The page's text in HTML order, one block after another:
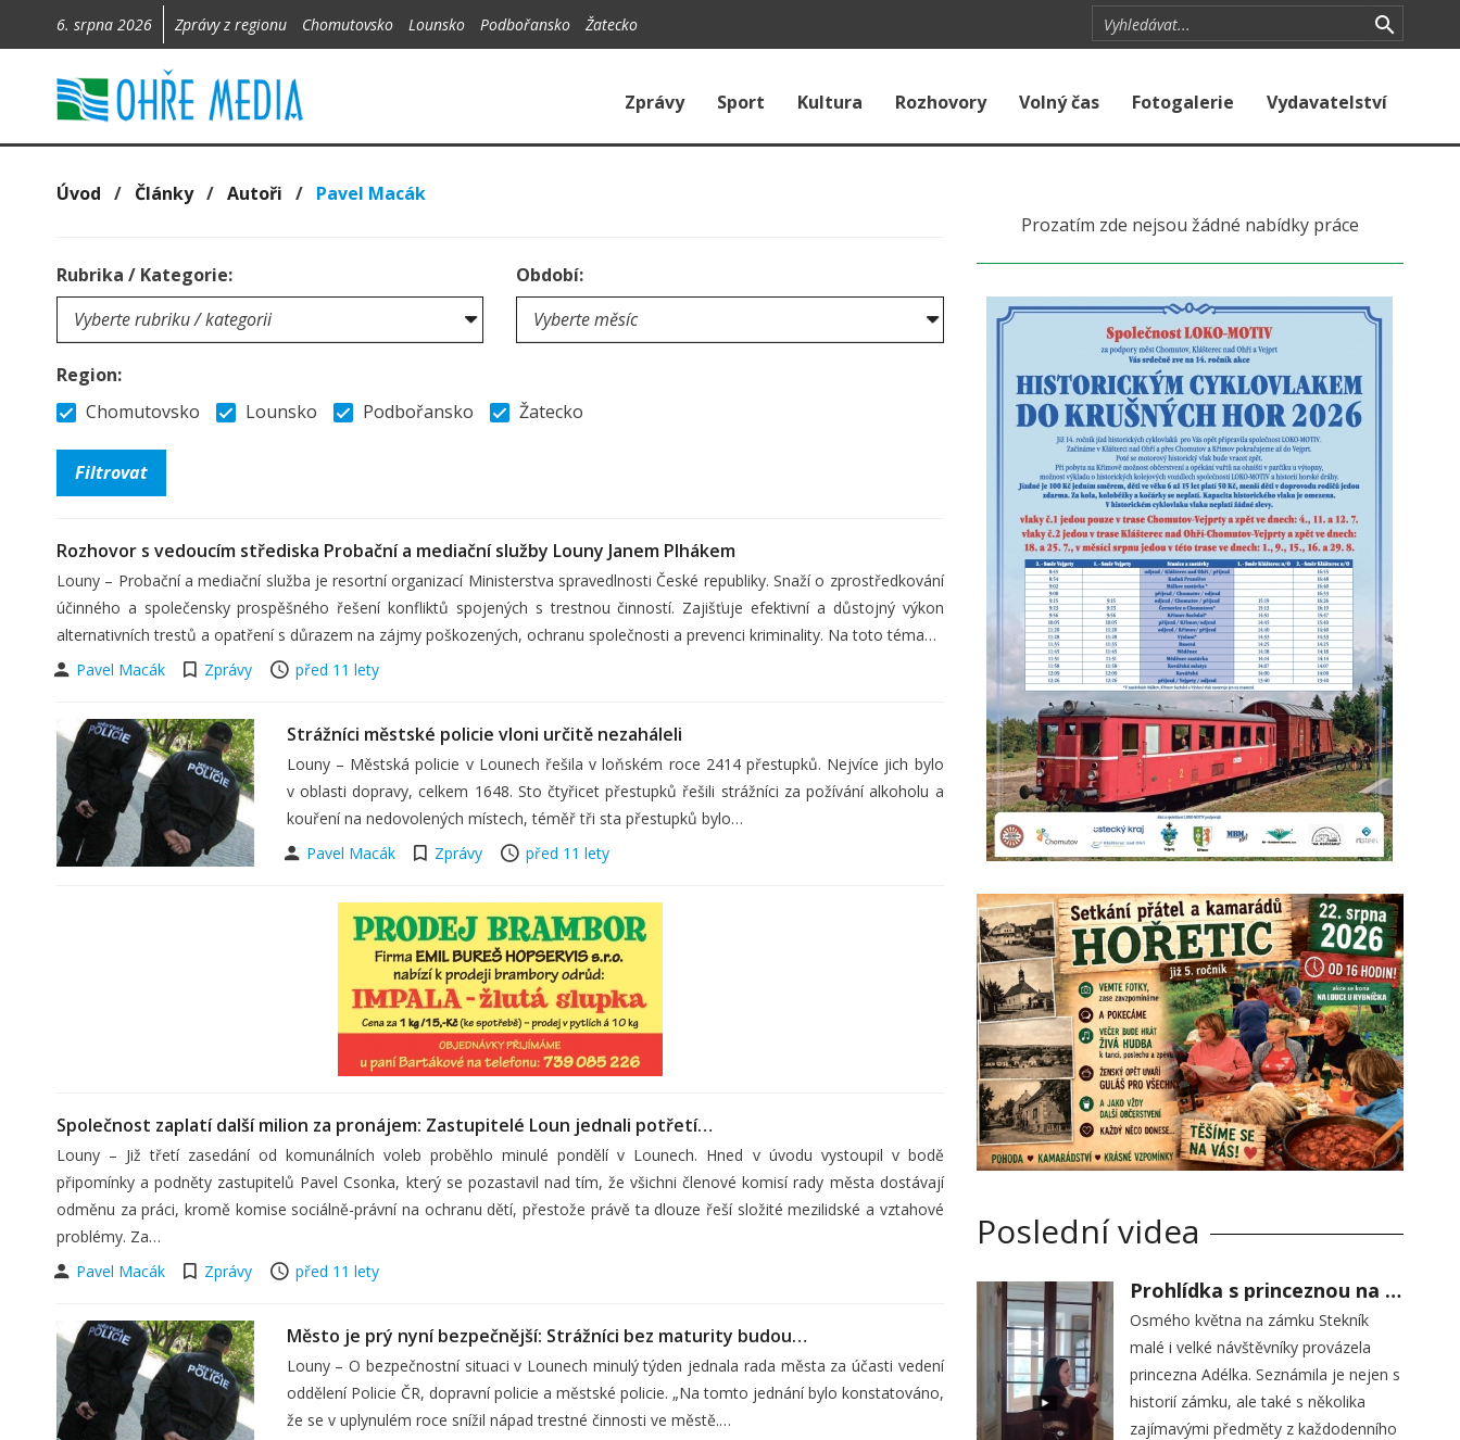
6. srpna 2026 Zprávy z regionu Chomutovsko Lounsko Podbořansko Žatecko
Zprávy Sport Kultura Rozhovory Volný čas Fotogalerie Vydavatelství
Úvod / Články/ Autoři / Pavel Macák
Rubrika / Kategorie: Období:
Region:
Chomutovsko
Lounsko Podbořansko Žatecko
Rozhovor s vedoucím střediska Probační a mediační služby Louny Janem Plhákem
Louny – Probační a mediační služba je resortní organizací Ministerstva spravedlnosti České republiky. Snaží o zprostředkování
účinného a společensky prospěšného řešení konfliktů spojených s trestnou činností. Zajišťuje efektivní a důstojný výkon
alternativních trestů a opatření s důrazem na zájmy poškozených, ochranu společnosti a prevenci kriminality. Na toto téma…
Pavel Macák
Zprávy před 11 lety
Strážníci městské policie vloni určitě nezaháleli
Louny – Městská policie v Lounech řešila v loňském roce 2414 přestupků. Nejvíce jich bylo
v oblasti dopravy, celkem 1648. Sto čtyřicet přestupků řešili strážníci za požívání alkoholu a
kouření na nedovolených místech, téměř tři sta přestupků bylo…
Pavel Macák
Zprávy před 11 lety
Společnost zaplatí další milion za pronájem: Zastupitelé Loun jednali potřetí…
Louny – Již třetí zasedání od komunálních voleb proběhlo minulé pondělí v Lounech. Hned v úvodu vystoupil v bodě
připomínky a podněty zastupitelů Pavel Csonka, který se pozastavil nad tím, že všichni členové komisí rady města dostávají
odměnu za práci, kromě komise sociálně-právní na ochranu dětí, přestože právě ta dlouze řeší složité mezilidské a vztahové
problémy. Za…
Pavel Macák
Zprávy před 11 lety
Město je prý nyní bezpečnější: Strážníci bez maturity budou…
Louny – O bezpečnostní situaci v Lounech minulý týden jednala rada města za účasti vedení
oddělení Policie ČR, dopravní policie a městské policie. „Na tomto jednání bylo konstatováno,
že se v uplynulém roce snížil nápad trestné činnosti ve městě.…
Prozatím zde nejsou žádné nabídky práce
Poslední videa
Prohlídka s princeznou na zámku Stekník
Osmého května na zámku Stekník
malé i velké návštěvníky provázela
princezna Adélka. Seznámila je nejen s
historií zámku, ale také s několika
zajímavými předměty z každodenního